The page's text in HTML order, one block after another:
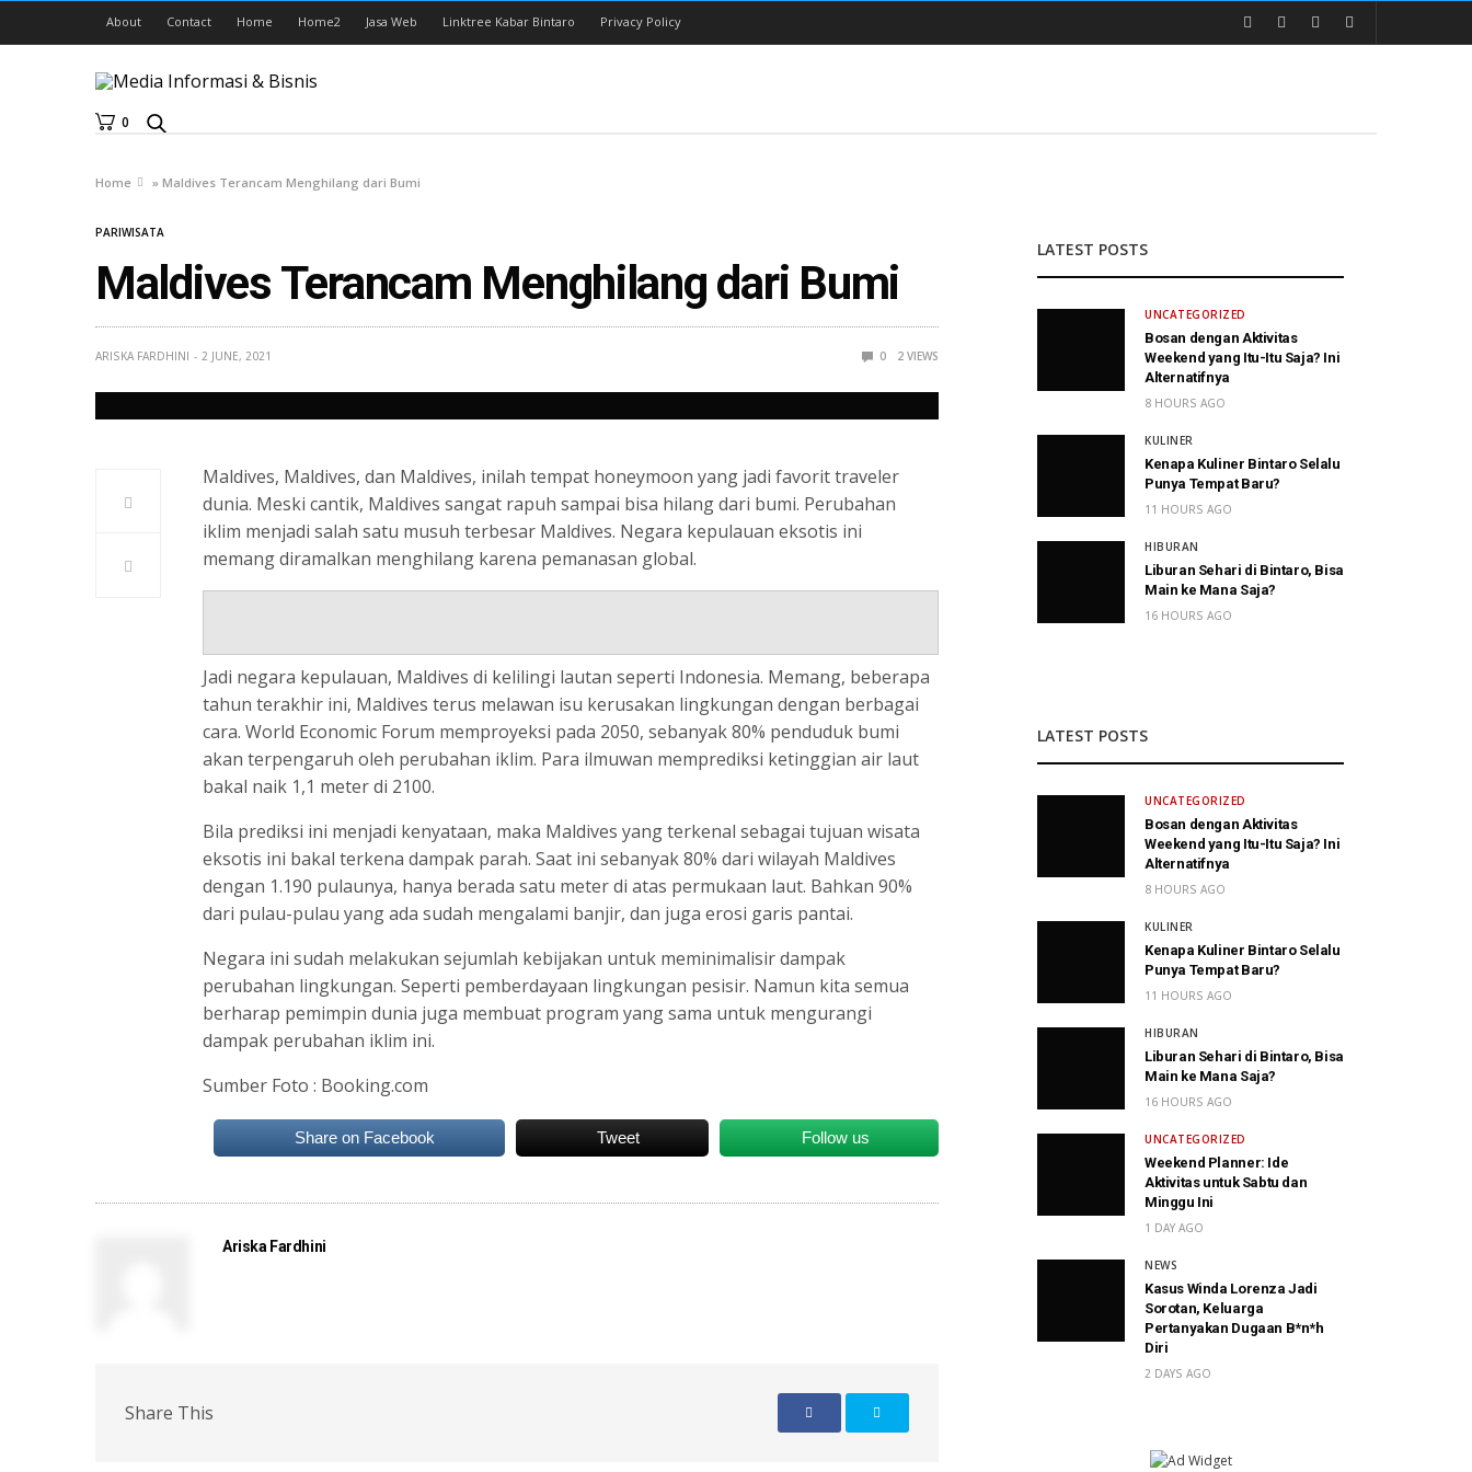
About Contact Home Home2 Jasa Web Linktree Kabar Bintaro Privacy Policy
0
Home »Maldives Terancam Menghilang dari Bumi
PARIWISATA
Maldives Terancam Menghilang dari Bumi
ARISKA FARDHINI 2 JUNE, 2021 0 2 VIEWS
Maldives, Maldives, dan Maldives, inilah tempat honeymoon yang jadi favorit traveler
dunia. Meski cantik, Maldives sangat rapuh sampai bisa hilang dari bumi. Perubahan
iklim menjadi salah satu musuh terbesar Maldives. Negara kepulauan eksotis ini
memang diramalkan menghilang karena pemanasan global.
Jadi negara kepulauan, Maldives di kelilingi lautan seperti Indonesia. Memang, beberapa
tahun terakhir ini, Maldives terus melawan isu kerusakan lingkungan dengan berbagai
cara. World Economic Forum memproyeksi pada 2050, sebanyak 80% penduduk bumi
akan terpengaruh oleh perubahan iklim. Para ilmuwan memprediksi ketinggian air laut
bakal naik 1,1 meter di 2100.
Bila prediksi ini menjadi kenyataan, maka Maldives yang terkenal sebagai tujuan wisata
eksotis ini bakal terkena dampak parah. Saat ini sebanyak 80% dari wilayah Maldives
dengan 1.190 pulaunya, hanya berada satu meter di atas permukaan laut. Bahkan 90%
dari pulau-pulau yang ada sudah mengalami banjir, dan juga erosi garis pantai.
Negara ini sudah melakukan sejumlah kebijakan untuk meminimalisir dampak
perubahan lingkungan. Seperti pemberdayaan lingkungan pesisir. Namun kita semua
berharap pemimpin dunia juga membuat program yang sama untuk mengurangi
dampak perubahan iklim ini.
Sumber Foto : Booking.com
Share on Facebook Tweet Follow us
Ariska Fardhini
Share This
LATEST POSTS
UNCATEGORIZED
Bosan dengan Aktivitas
Weekend yang Itu-Itu Saja? Ini
Alternatifnya
8 HOURS AGO
KULINER
Kenapa Kuliner Bintaro Selalu
Punya Tempat Baru?
11 HOURS AGO
HIBURAN
Liburan Sehari di Bintaro, Bisa
Main ke Mana Saja?
16 HOURS AGO
LATEST POSTS
UNCATEGORIZED
Bosan dengan Aktivitas
Weekend yang Itu-Itu Saja? Ini
Alternatifnya
8 HOURS AGO
KULINER
Kenapa Kuliner Bintaro Selalu
Punya Tempat Baru?
11 HOURS AGO
HIBURAN
Liburan Sehari di Bintaro, Bisa
Main ke Mana Saja?
16 HOURS AGO
UNCATEGORIZED
Weekend Planner: Ide
Aktivitas untuk Sabtu dan
Minggu Ini
1 DAY AGO
NEWS
Kasus Winda Lorenza Jadi
Sorotan, Keluarga
Pertanyakan Dugaan B*n*h
Diri
2 DAYS AGO